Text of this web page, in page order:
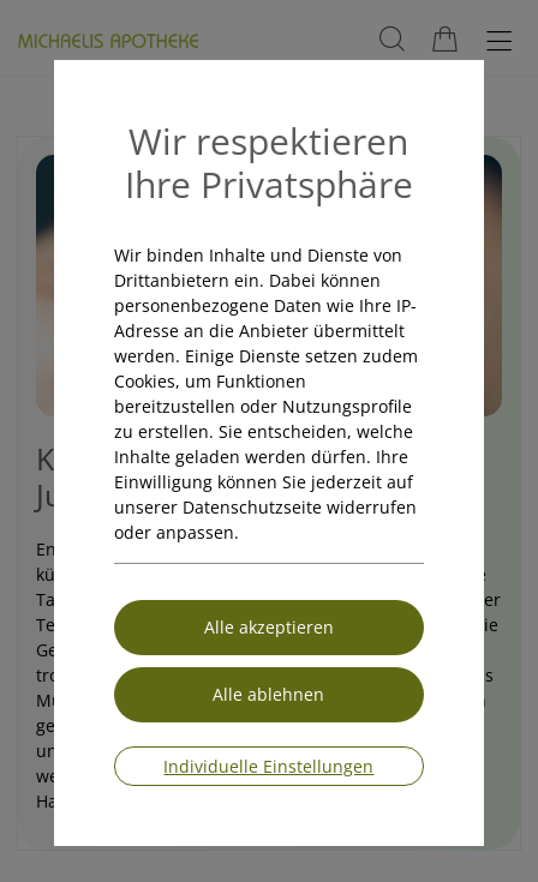
Kampf den Gelsen – ohne
Juckreiz durch den Sommer
Endlich Sommer- und Badezeit! Nach dem doch sehr
kühlen Frühjahr freuen wir uns auf sonnige und warme
Tage und gemütliche Abendstunden am See oder auf der
Terrasse. Aber genau dort lauern ab der Dämmerung die
Gelsen und machen es uns nicht leicht. Besonders in
tropischen Ländern ist zusätzlich darauf zu achten, dass
Mückenstiche da nicht nur unangenehm, sondern auch
gefährlich sein können. Hier vor dem Urlaub sich
unbedingt erkundigen, welche Maßnahmen getroffen
werden sollten. Wie können Sie sich vorwiegend zu
Hause gut schützen?
Wir respektieren
Ihre Privatsphäre
Wir binden Inhalte und Dienste von
Drittanbietern ein. Dabei können
personenbezogene Daten wie Ihre IP-
Adresse an die Anbieter übermittelt
werden. Einige Dienste setzen zudem
Cookies, um Funktionen
bereitzustellen oder Nutzungsprofile
zu erstellen. Sie entscheiden, welche
Inhalte geladen werden dürfen. Ihre
Einwilligung können Sie jederzeit auf
unserer Datenschutzseite widerrufen
oder anpassen.
Individuelle Einstellungen